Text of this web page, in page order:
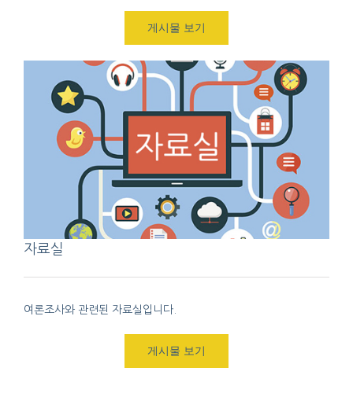
게시물 보기
자료실
여론조사와 관련된 자료실입니다.
게시물 보기